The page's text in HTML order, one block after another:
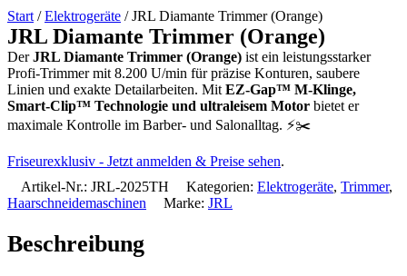
Start /Elektrogeräte / JRL Diamante Trimmer (Orange)
JRL Diamante Trimmer (Orange)
DerJRL Diamante Trimmer (Orange) ist ein leistungsstarker
Profi-Trimmer mit 8.200 U/min für präzise Konturen, saubere
Linien und exakte Detailarbeiten. Mit EZ-Gap™ M-Klinge,
Smart-Clip™ Technologie und ultraleisem Motor bietet er
maximale Kontrolle im Barber- und Salonalltag. ⚡✂️
Friseurexklusiv - Jetzt anmelden & Preise sehen.
Artikel-Nr.: JRL-2025TH Kategorien: Elektrogeräte, Trimmer,
Haarschneidemaschinen
Marke: JRL
Beschreibung